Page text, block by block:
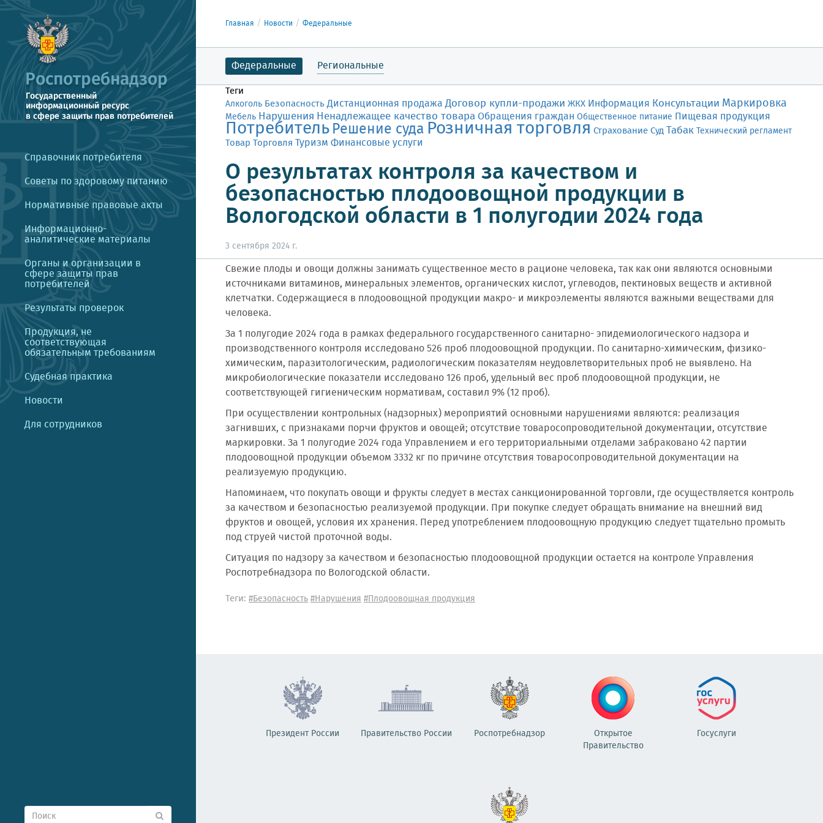
Справочник потребителя
Советы по здоровому питанию
Нормативные правовые акты
Информационно-
аналитические материалы
Органы и организации в
сфере защиты прав
потребителей
Результаты проверок
Продукция, не
соответствующая
обязательным требованиям
Судебная практика
Новости
Для сотрудников
Главная Новости Федеральные
Федеральные Региональные
Теги
Алкоголь БезопасностьДистанционная продажа Договор купли-продажи ЖКХ Информация Консультации Маркировка
Мебель Нарушения Ненадлежащее качество товара Обращения граждан Общественное питание Пищевая продукция
ПотребительРешение суда Розничная торговля СтрахованиеСудТабакТехнический регламент
Товар Торговля Туризм Финансовые услуги
О результатах контроля за качеством и
безопасностью плодоовощной продукции в
Вологодской области в 1 полугодии 2024 года
3 сентября 2024 г.
Свежие плоды и овощи должны занимать существенное место в рационе человека, так как они являются основными
источниками витаминов, минеральных элементов, органических кислот, углеводов, пектиновых веществ и активной
клетчатки. Содержащиеся в плодоовощной продукции макро- и микроэлементы являются важными веществами для
человека.
За 1 полугодие 2024 года в рамках федерального государственного санитарно- эпидемиологического надзора и
производственного контроля исследовано 526 проб плодоовощной продукции. По санитарно-химическим, физико-
химическим, паразитологическим, радиологическим показателям неудовлетворительных проб не выявлено. На
микробиологические показатели исследовано 126 проб, удельный вес проб плодоовощной продукции, не
соответствующей гигиеническим нормативам, составил 9% (12 проб).
При осуществлении контрольных (надзорных) мероприятий основными нарушениями являются: реализация
загнивших, с признаками порчи фруктов и овощей; отсутствие товаросопроводительной документации, отсутствие
маркировки. За 1 полугодие 2024 года Управлением и его территориальными отделами забраковано 42 партии
плодоовощной продукции объемом 3332 кг по причине отсутствия товаросопроводительной документации на
реализуемую продукцию.
Напоминаем, что покупать овощи и фрукты следует в местах санкционированной торговли, где осуществляется контроль
за качеством и безопасностью реализуемой продукции. При покупке следует обращать внимание на внешний вид
фруктов и овощей, условия их хранения. Перед употреблением плодоовощную продукцию следует тщательно промыть
под струей чистой проточной воды.
Ситуация по надзору за качеством и безопасностью плодоовощной продукции остается на контроле Управления
Роспотребнадзора по Вологодской области.
Теги: #Безопасность#Нарушения#Плодоовощная продукция
Президент России Правительство России Роспотребнадзор
Открытое
Правительство
Госуслуги